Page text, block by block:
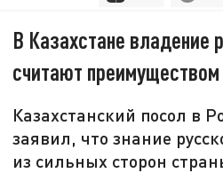
В Казахстане владение
считают преимуществом
Казахстанский посол в
заявил, что знание
из сильных сторон